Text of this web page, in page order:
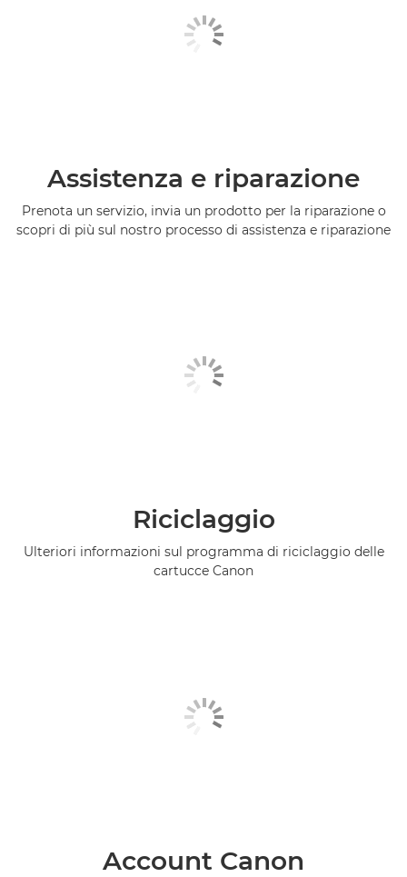
Assistenza e riparazione
Prenota un servizio, invia un prodotto per la riparazione o
scopri di più sul nostro processo di assistenza e riparazione
Riciclaggio
Ulteriori informazioni sul programma di riciclaggio delle
cartucce Canon
Account Canon